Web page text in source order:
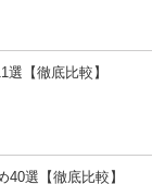
【徹底比較】
選【徹底比較】